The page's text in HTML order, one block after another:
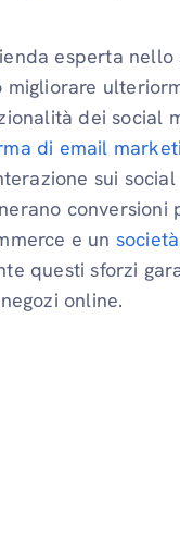
esperta
migliorare
dei social
di email
sui
e un
questi sforzi
online.